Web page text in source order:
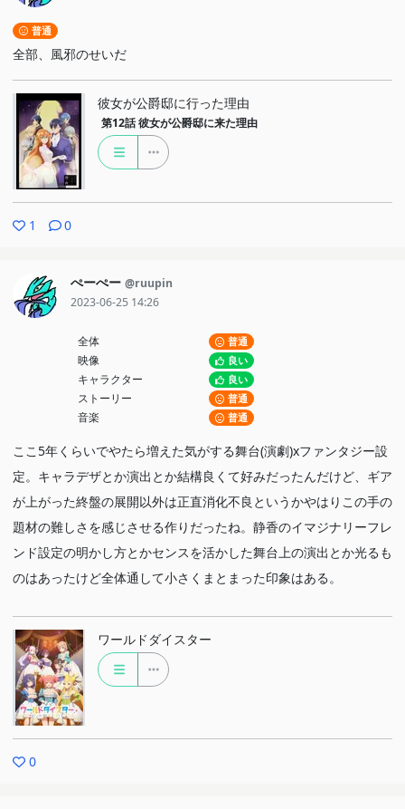
普通
全部、風邪のせいだ
彼女が公爵邸に行った理由
第12話 彼女が公爵邸に来た理由
1 0
ぺーぺー @ruupin
2023-06-25 14:26
全体 普通
映像 良い
キャラクター 良い
ストーリー 普通
音楽 普通
ここ5年くらいでやたら増えた気がする舞台(演劇)xファンタジー設
定。キャラデザとか演出とか結構良くて好みだったんだけど、ギア
が上がった終盤の展開以外は正直消化不良というかやはりこの手の
題材の難しさを感じさせる作りだったね。静香のイマジナリーフレ
ンド設定の明かし方とかセンスを活かした舞台上の演出とか光るも
のはあったけど全体通して小さくまとまった印象はある。
ワールドダイスター
0